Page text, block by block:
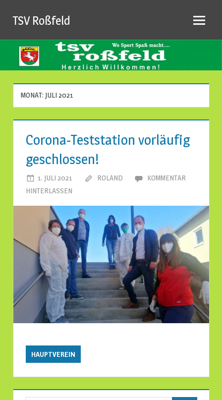
Inhalt
TSV Roßfeld
MONAT: JULI 2021
Corona-Teststation vorläufig
geschlossen!
1. JULI 2021 ROLAND
KOMMENTAR
HINTERLASSEN
HAUPTVEREIN